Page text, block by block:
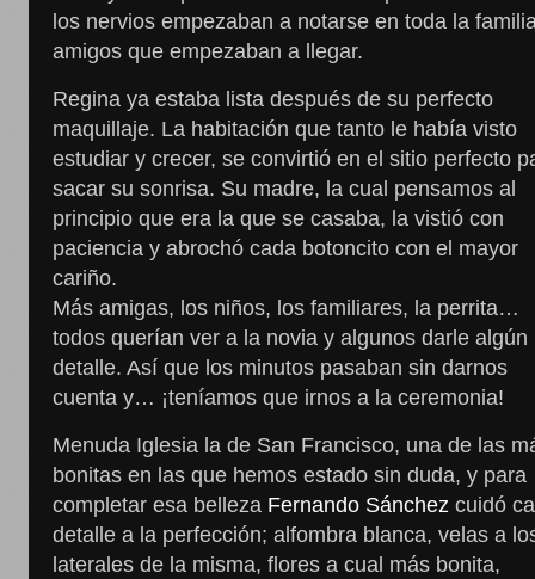
los nervios empezaban a notarse en toda la
amigos que empezaban a llegar.
Regina ya estaba lista después de su perfecto
maquillaje. La habitación que tanto le había visto
estudiar y crecer, se convirtió en el sitio perfecto
sacar su sonrisa. Su madre, la cual pensamos al
principio que era la que se casaba, la vistió con
paciencia y abrochó cada botoncito con el mayor
cariño.
Más amigas, los niños, los familiares, la perrita…
todos querían ver a la novia y algunos darle algún
detalle. Así que los minutos pasaban sin darnos
cuenta y… ¡teníamos que irnos a la ceremonia!
Menuda Iglesia la de San Francisco, una de las
bonitas en las que hemos estado sin duda, y para
completar esa belleza Fernando Sánchez cuidó
detalle a la perfección; alfombra blanca, velas a
laterales de la misma, flores a cual más bonita,